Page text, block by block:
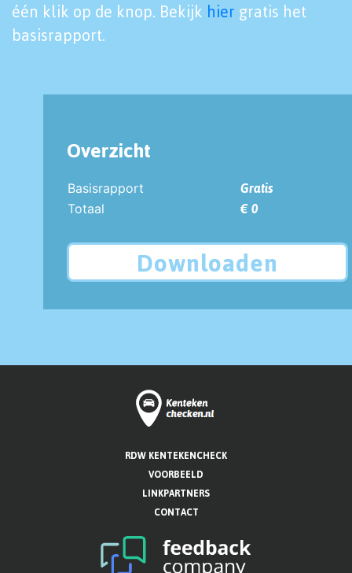
één klik op de knop. Bekijk hier gratis het
basisrapport.
Overzicht
Basisrapport
Gratis
Totaal
€ 0
Downloaden
RDW KENTEKENCHECK
VOORBEELD
LINKPARTNERS
CONTACT